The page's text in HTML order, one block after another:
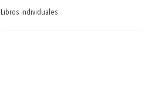
Libros individuales